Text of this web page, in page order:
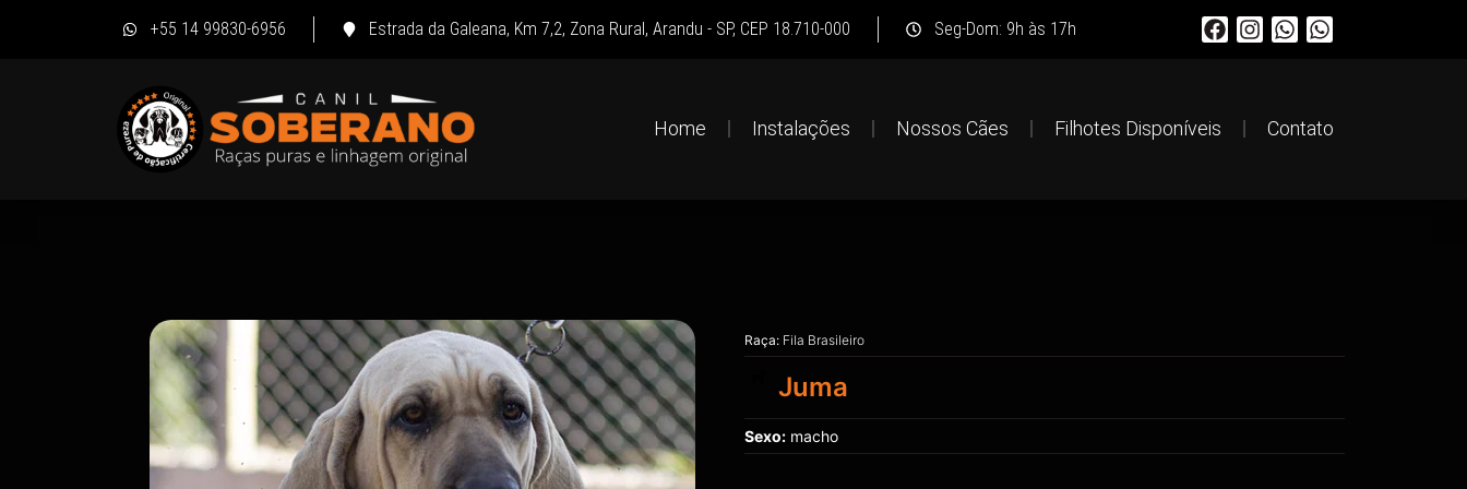
+55 14 99830-6956 Estrada da Galeana, Km 7,2, Zona Rural, Arandu - SP, CEP 18.710-000 Seg-Dom: 9h às 17h
Home Instalações Nossos Cães Filhotes Disponíveis Contato
Raça: Fila Brasileiro
Juma
Sexo: macho